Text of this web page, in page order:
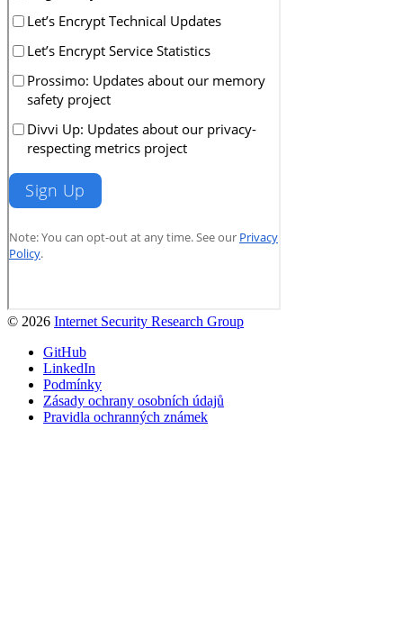
© 2026 Internet Security Research Group
GitHub
LinkedIn
Podmínky
Zásady ochrany osobních údajů
Pravidla ochranných známek